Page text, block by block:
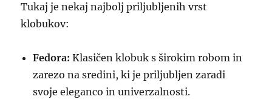
Tukaj je nekaj najbolj priljubljenih vrst
klobukov:
Fedora: Klasičen klobuk s širokim robom in
zarezo na sredini, ki je priljubljen zaradi
svoje eleganco in univerzalnosti.